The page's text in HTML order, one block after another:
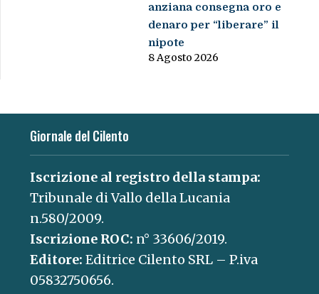
anziana consegna oro e
denaro per “liberare” il
nipote
8 Agosto 2026
Giornale del Cilento
Iscrizione al registro della stampa:
Tribunale di Vallo della Lucania
n.580/2009.
Iscrizione ROC: n° 33606/2019.
Editore: Editrice Cilento SRL – P.iva
05832750656.